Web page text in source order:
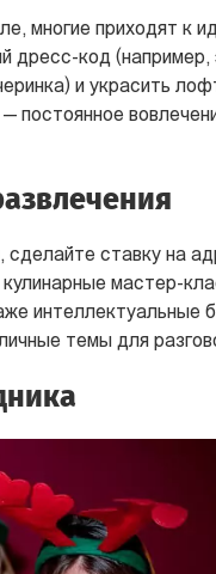
многие приходят к
дресс-код (например,
и украсить
постоянное
ставку на
мастер-
интеллектуальные
темы для